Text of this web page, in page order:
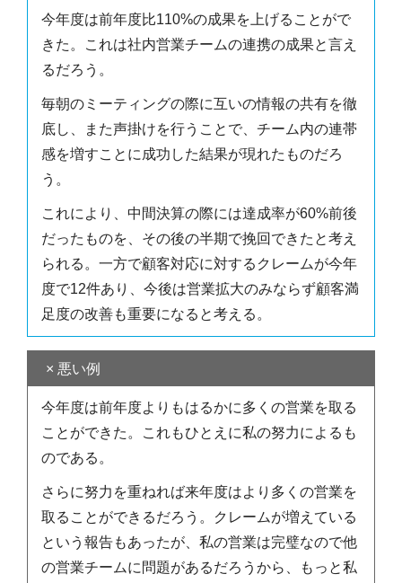
今年度は前年度比110%の成果を上げることがで
きた。これは社内営業チームの連携の成果と言え
るだろう。
毎朝のミーティングの際に互いの情報の共有を徹
底し、また声掛けを行うことで、チーム内の連帯
感を増すことに成功した結果が現れたものだろ
う。
これにより、中間決算の際には達成率が60%前後
だったものを、その後の半期で挽回できたと考え
られる。一方で顧客対応に対するクレームが今年
度で12件あり、今後は営業拡大のみならず顧客満
足度の改善も重要になると考える。
× 悪い例
今年度は前年度よりもはるかに多くの営業を取る
ことができた。これもひとえに私の努力によるも
のである。
さらに努力を重ねれば来年度はより多くの営業を
取ることができるだろう。クレームが増えている
という報告もあったが、私の営業は完璧なので他
の営業チームに問題があるだろうから、もっと私